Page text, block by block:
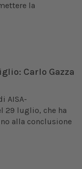
la
Carlo Gazza
AISA-
29 luglio, che ha
alla conclusione